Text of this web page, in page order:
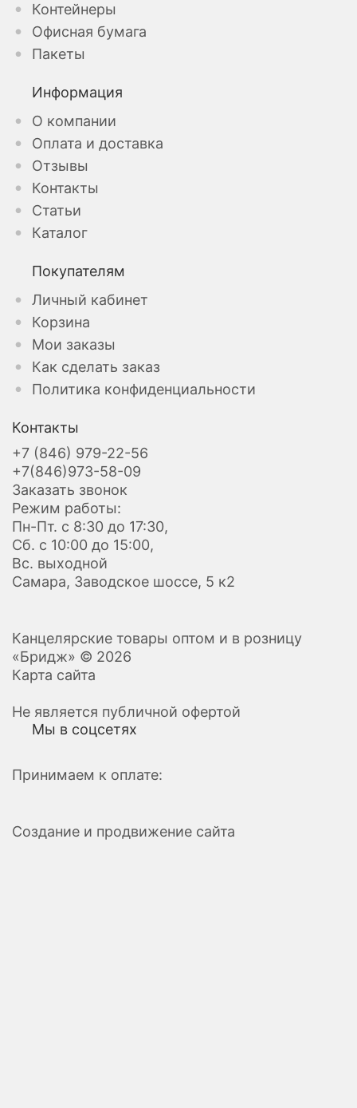
Контейнеры
Офисная бумага
Пакеты
Информация
О компании
Оплата и доставка
Отзывы
Контакты
Статьи
Каталог
Покупателям
Личный кабинет
Корзина
Мои заказы
Как сделать заказ
Политика конфиденциальности
Контакты
+7 (846) 979-22-56
+7(846)973-58-09
Заказать звонок
Режим работы:
Пн-Пт. с 8:30 до 17:30,
Сб. с 10:00 до 15:00,
Вс. выходной
Самара, Заводское шоссе, 5 к2
Канцелярские товары оптом и в розницу
«Бридж» © 2026
Карта сайта
Не является публичной офертой
Мы в соцсетях
Принимаем к оплате:
Создание и продвижение сайта